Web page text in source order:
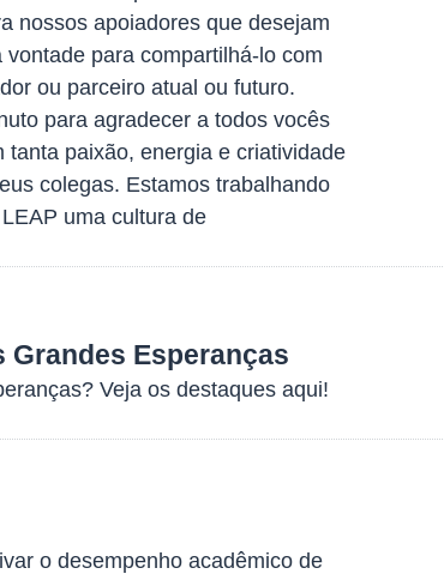
nossos apoiadores que desejam
para compartilhá-lo com
ou parceiro atual ou futuro.
para agradecer a todos vocês
paixão, energia e criatividade
colegas. Estamos trabalhando
uma cultura de
Grandes Esperanças
Veja os destaques aqui!
o desempenho acadêmico de